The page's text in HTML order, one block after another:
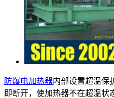
防爆电加热器内部设置超温保
即断开，使加热器不在超温状